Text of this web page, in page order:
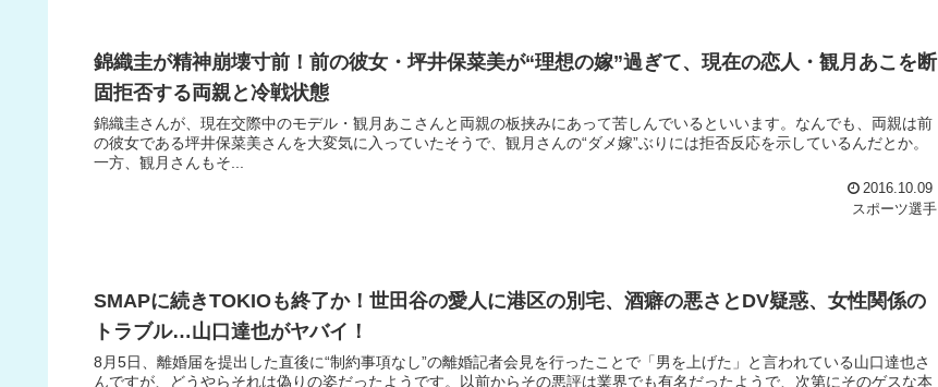
錦織圭が精神崩壊寸前！前の彼女・坪井保菜美が“理想の嫁”過ぎて、現在の恋人・観月あこを断
固拒否する両親と冷戦状態
錦織圭さんが、現在交際中のモデル・観月あこさんと両親の板挟みにあって苦しんでいるといいます。なんでも、両親は前
の彼女である坪井保菜美さんを大変気に入っていたそうで、観月さんの“ダメ嫁”ぶりには拒否反応を示しているんだとか。
一方、観月さんもそ...
2016.10.09
スポーツ選手
SMAPに続きTOKIOも終了か！世田谷の愛人に港区の別宅、酒癖の悪さとDV疑惑、女性関係の
トラブル…山口達也がヤバイ！
8月5日、離婚届を提出した直後に“制約事項なし”の離婚記者会見を行ったことで「男を上げた」と言われている山口達也さ
んですが、どうやらそれは偽りの姿だったようです。以前からその悪評は業界でも有名だったようで、次第にそのゲスな本